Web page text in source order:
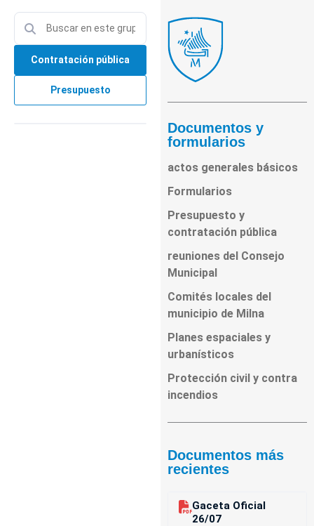
Contratación pública
Presupuesto
Documentos y
formularios
actos generales básicos
Formularios
Presupuesto y
contratación pública
reuniones del Consejo
Municipal
Comités locales del
municipio de Milna
Planes espaciales y
urbanísticos
Protección civil y contra
incendios
Documentos más
recientes
Gaceta Oficial
26/07